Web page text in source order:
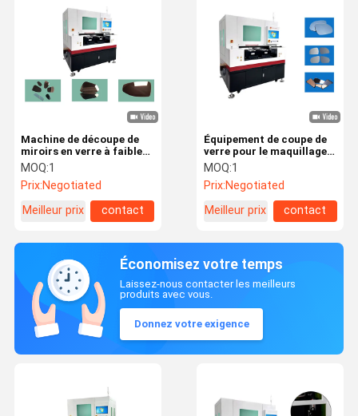
Machine de découpe de
miroirs en verre à faible
puissance de 50 W avec
précision de coupe ± 0,01
mm
MOQ:1
Prix:Negotiated
Meilleur prix
contact
Équipement de coupe de
verre pour le maquillage
et le miroir Épaisseur de
coupe 0,2-5 mm
MOQ:1
Prix:Negotiated
Meilleur prix
contact
Économisez votre temps
Laissez-nous contacter les meilleurs
produits avec vous.
Donnez votre exigence